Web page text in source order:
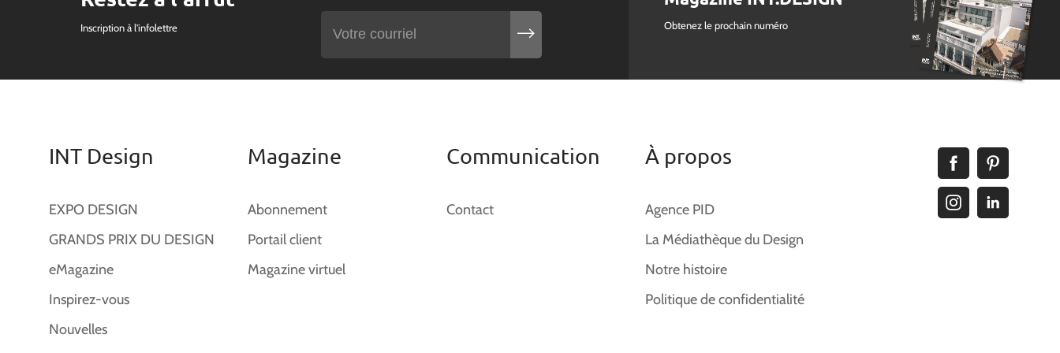
Inscription à l'infolettre Obtenez le prochain numéro
INT Design
EXPO DESIGN
GRANDS PRIX DU DESIGN
eMagazine
Inspirez-vous
Nouvelles
Magazine
Abonnement
Portail client
Magazine virtuel
Communication
Contact
À propos
Agence PID
La Médiathèque du Design
Notre histoire
Politique de confidentialité